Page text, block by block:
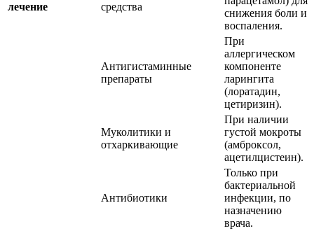
лечение средства
снижения боли и
воспаления.
Антигистаминные
препараты
При
аллергическом
компоненте
ларингита
(лоратадин,
цетиризин).
Муколитики и
отхаркивающие
При наличии
густой мокроты
(амброксол,
ацетилцистеин).
Антибиотики
Только при
бактериальной
инфекции, по
назначению
врача.